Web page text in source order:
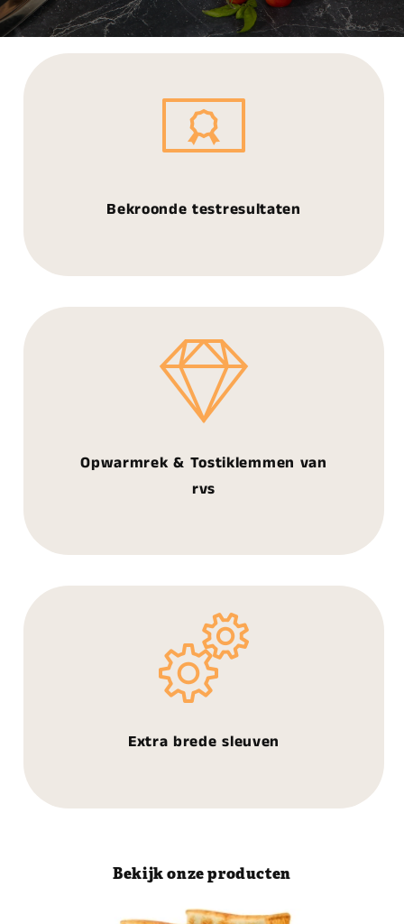
Bekroonde testresultaten
Opwarmrek & Tostiklemmen van
rvs
Extra brede sleuven
Bekijk onze producten